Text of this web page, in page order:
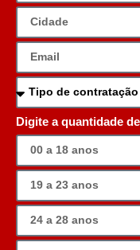
Digite a quantidade